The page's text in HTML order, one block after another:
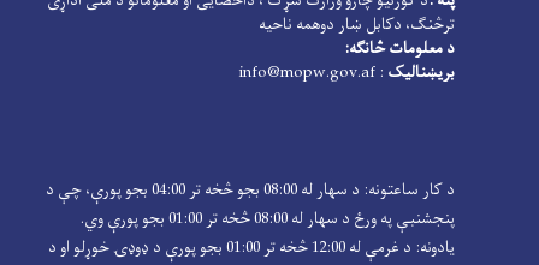
ترڅنګ، دکابل ښار دوهمه ناحیه
د معلومات څانګه:
بریښنالیک : info@mopw.gov.af
د کار ساعتونه: د سهار له 08:00 بجو څخه تر 04:00 بجو پورې، چې د
پنجشنبې په ورځ د سهار له 08:00 څخه تر 01:00 بجو پورې وي.
یادونه: د غرمې له 12:00 څخه تر 01:00 بجو پورې د ډوډۍ خوړلو او د